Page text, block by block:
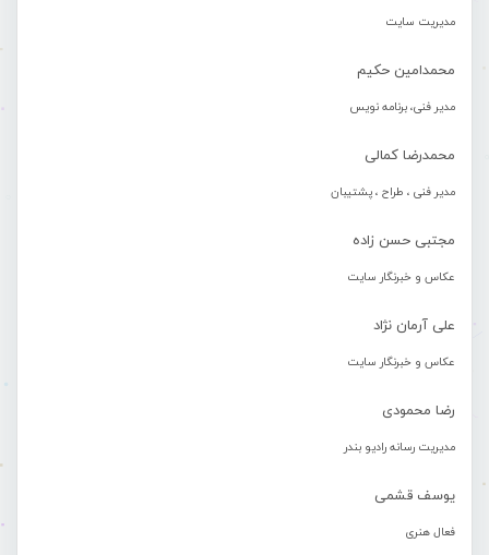
مدیریت سایت
محمدامین حکیم
مدیر فنی، برنامه نویس
محمدرضا کمالی
مدیر فنی ، طراح ، پشتیبان
مجتبی حسن زاده
عکاس و خبرنگار سایت
علی آرمان نژاد
عکاس و خبرنگار سایت
رضا محمودی
مدیریت رسانه رادیو بندر
یوسف قشمی
فعال هنری